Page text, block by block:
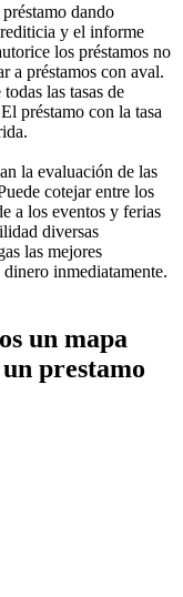
dando
y el informe
los préstamos no
a préstamos con aval.
las tasas de
préstamo con la tasa
la evaluación de las
cotejar entre los
a los eventos y ferias
diversas
las mejores
inmediatamente.
un mapa
prestamo